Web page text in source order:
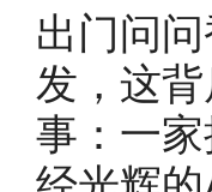
出门问
发，这
事：一